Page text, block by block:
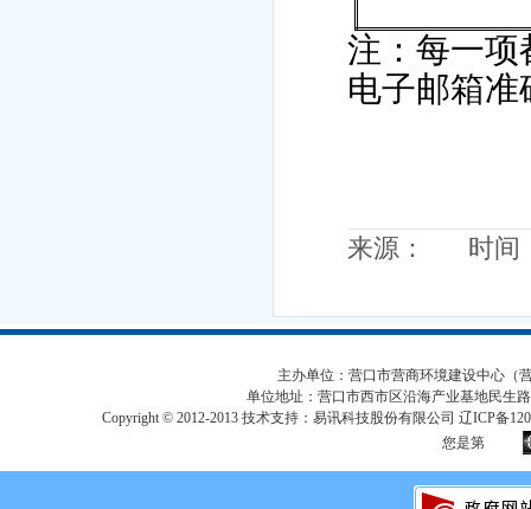
注：每一项
电子邮箱准
来源： 时间
主办单位：营口市营商环境建设中心（
单位地址：营口市西市区沿海产业基地民生
Copyright © 2012-2013 技术支持：易讯科技股份有限公司 辽ICP备
您是第